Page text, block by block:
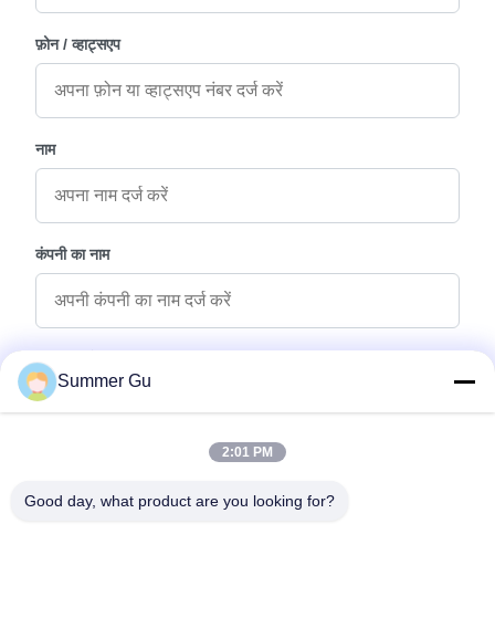
फ़ोन / व्हाट्सएप
नाम
कंपनी का नाम
पूछताछ संदेश
Summer Gu
2:01 PM
Good day, what product are you looking for?